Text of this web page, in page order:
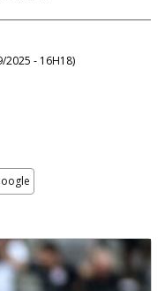
2025 - 16H18)